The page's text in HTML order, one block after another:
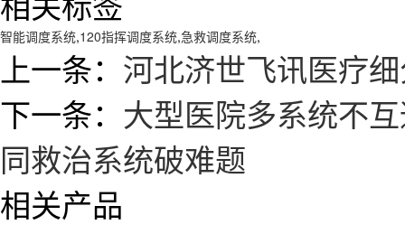
智能调度系统,120指挥调度系统,急救调度系统,
上一条： 河北济世飞讯医疗
下一条： 大型医院多系统不
同救治系统破难题
相关产品